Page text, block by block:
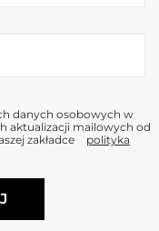
danych osobowych w
aktualizacji mailowych od
zakładce
polityka